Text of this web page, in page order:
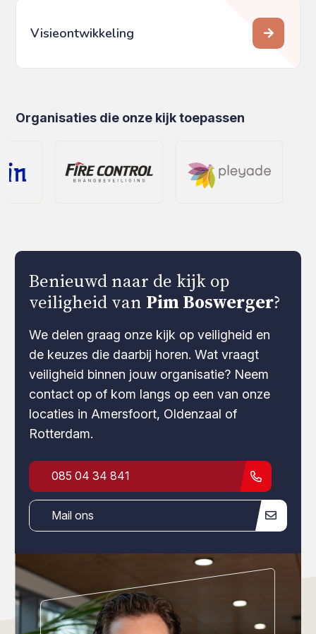
Visieontwikkeling
Organisaties die onze kijk toepassen
Benieuwd naar de kijk op
veiligheid van Pim Boswerger?
We delen graag onze kijk op veiligheid en
de keuzes die daarbij horen. Wat vraagt
veiligheid binnen jouw organisatie? Neem
contact op of kom langs op een van onze
locaties in Amersfoort, Oldenzaal of
Rotterdam.
085 04 34 841
Mail ons